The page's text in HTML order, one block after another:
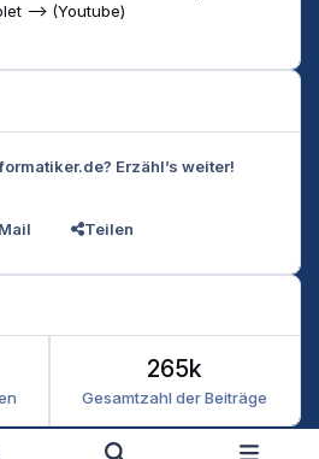
--> (Youtube)
Erzähl’s weiter!
Teilen
Gesamtzahl der Beiträge
265k